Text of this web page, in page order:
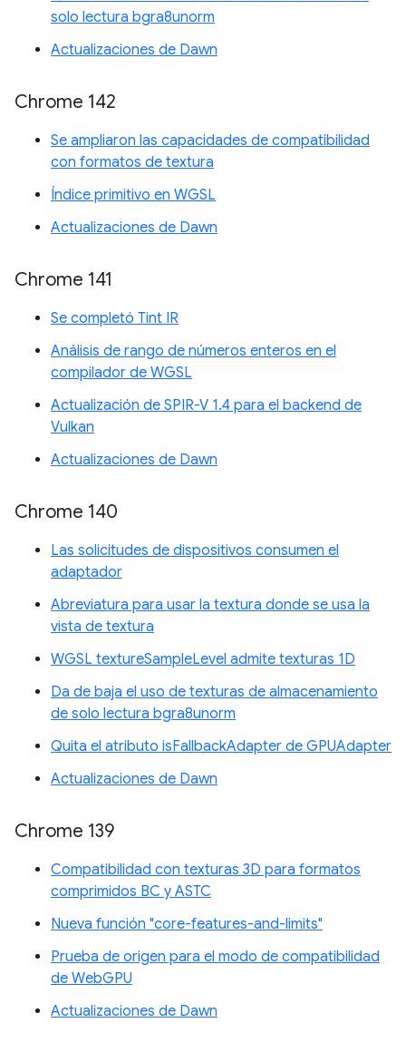
solo lectura bgra8unorm
Actualizaciones de Dawn
Chrome 142
Se ampliaron las capacidades de compatibilidad
con formatos de textura
Índice primitivo en WGSL
Actualizaciones de Dawn
Chrome 141
Se completó Tint IR
Análisis de rango de números enteros en el
compilador de WGSL
Actualización de SPIR-V 1.4 para el backend de
Vulkan
Actualizaciones de Dawn
Chrome 140
Las solicitudes de dispositivos consumen el
adaptador
Abreviatura para usar la textura donde se usa la
vista de textura
WGSL textureSampleLevel admite texturas 1D
Da de baja el uso de texturas de almacenamiento
de solo lectura bgra8unorm
Quita el atributo isFallbackAdapter de GPUAdapter
Actualizaciones de Dawn
Chrome 139
Compatibilidad con texturas 3D para formatos
comprimidos BC y ASTC
Nueva función "core-features-and-limits"
Prueba de origen para el modo de compatibilidad
de WebGPU
Actualizaciones de Dawn